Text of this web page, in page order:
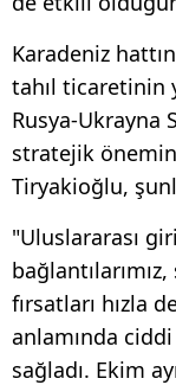
Karadeniz
tahıl ticaretinin
Rusya-Ukrayna
stratejik
Tiryakioğlu,
"Uluslararası
fırsatları hızla
anlamında
sağladı. Ekim